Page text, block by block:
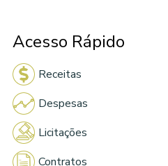
Acesso Rápido
Receitas
Despesas
Licitações
Contratos